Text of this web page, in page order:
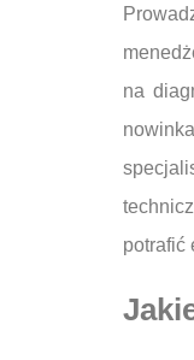
na
potrafić